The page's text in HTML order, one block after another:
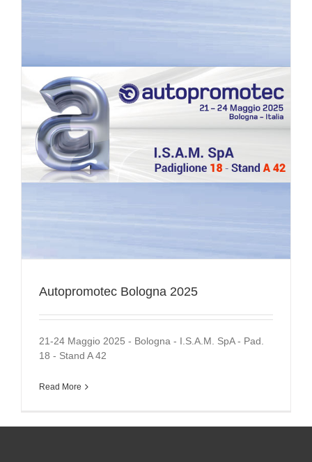
Autopromotec Bologna 2025
21-24 Maggio 2025 - Bologna - I.S.A.M. SpA - Pad.
18 - Stand A 42
Read More